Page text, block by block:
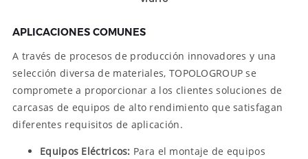
APLICACIONES COMUNES
A través de procesos de producción innovadores y una
selección diversa de materiales, TOPOLOGROUP se
compromete a proporcionar a los clientes soluciones de
carcasas de equipos de alto rendimiento que satisfagan
diferentes requisitos de aplicación.
Equipos Eléctricos: Para el montaje de equipos